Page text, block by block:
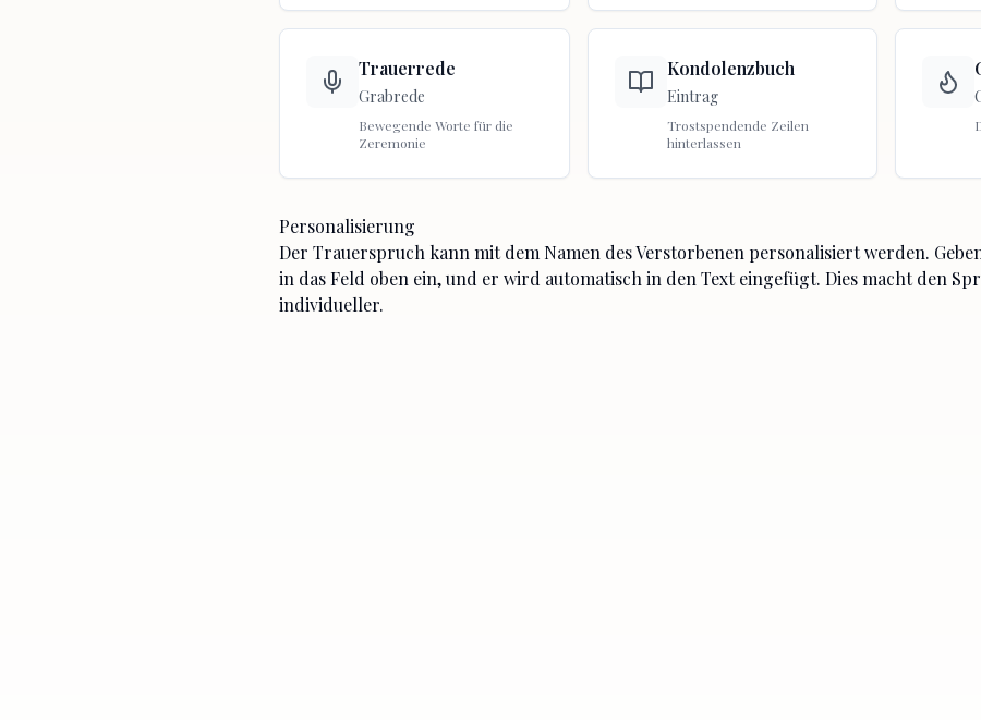
Trauerrede
Grabrede
Bewegende Worte für die
Zeremonie
Kondolenzbuch
Eintrag
Trostspendende Zeilen
hinterlassen
Personalisierung
Der Trauerspruch kann mit dem Namen des Verstorbenen personalisiert werden.
in das Feld oben ein, und er wird automatisch in den Text eingefügt. Dies macht den
individueller.